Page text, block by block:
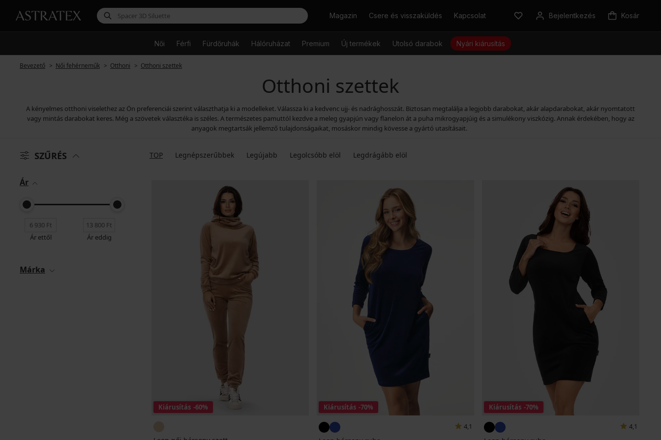
KeresésMagazin Csere és visszaküldés Kapcsolat Bejelentkezés Kosár
Női Férfi Fürdőruhák Hálóruházat Premium Új termékek Utolsó darabok Nyári kiárusítás
Bevezető Női fehérneműk Otthoni Otthoni szettek
Otthoni szettek
A kényelmes otthoni viselethez az Ön preferenciái szerint választhatja ki a modelleket. Válassza ki a kedvenc ujj- és nadrághosszát. Biztosan megtalálja a legjobb darabokat, akár alapdarabokat, akár nyomtatott
vagy mintás darabokat keres. Még a szövetek választéka is széles. A természetes pamuttól kezdve a meleg gyapjún vagy flanelon át a puha mikrogyapjúig és a simulékony viszkózig. Annak érdekében, hogy az
anyagok megtartsák jellemző tulajdonságaikat, mosáskor mindig kövesse a gyártó utasításait.
SZŰRÉS TOP Legnépszerűbbek Legújabb Legolcsóbb elöl Legdrágább elöl
Ár
Ár ettől Ár eddig
Márka
Kiárusítás -60% Kiárusítás -70%
4,1
Kiárusítás -70%
4,1